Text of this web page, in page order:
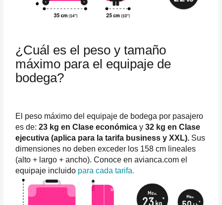
¿Cuál es el peso y tamaño
máximo para el equipaje de
bodega?
El peso máximo del equipaje de bodega por pasajero
es de: 23 kg en Clase económicay32 kg en Clase
ejecutiva (aplica para la tarifa business y XXL). Sus
dimensiones no deben exceder los 158 cm lineales
(alto + largo + ancho). Conoce en avianca.com el
equipaje incluido para cada tarifa.